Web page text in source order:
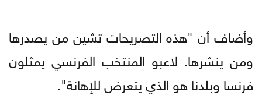
وأضاف أن "هذه التصريحات تشين من يصدرها
ومن ينشرها. لاعبو المنتخب الفرنسي يمثلون
فرنسا وبلدنا هو الذي يتعرض للإهانة".